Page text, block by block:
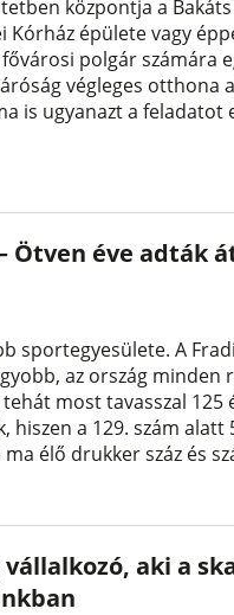
központja a
épülete vagy
polgár számára
végleges otthona
is ugyanazt a feladatot
éve adták át
sportegyesülete. A
az ország minden
most tavasszal 125
a 129. szám alatt
élő drukker száz és
aki a